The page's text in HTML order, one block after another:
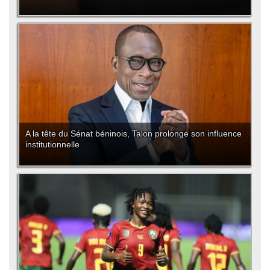
A la tête du Sénat béninois, Talon prolonge son influence
institutionnelle